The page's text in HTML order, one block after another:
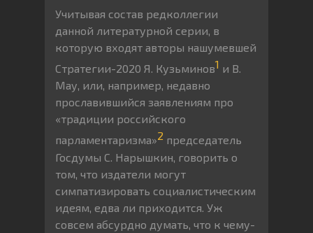
Учитывая состав редколлегии
данной литературной серии, в
которую входят авторы нашумевшей
Стратегии-2020 Я. Кузьминов1 и В.
Мау, или, например, недавно
прославившийся заявлениям про
«традиции российского
парламентаризма»2 председатель
Госдумы С. Нарышкин, говорить о
том, что издатели могут
симпатизировать социалистическим
идеям, едва ли приходится. Уж
совсем абсурдно думать, что к чему-